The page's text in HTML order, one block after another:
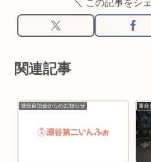
＼ この記事をシ
関連記事
連合自治会からのお知らせ 連合